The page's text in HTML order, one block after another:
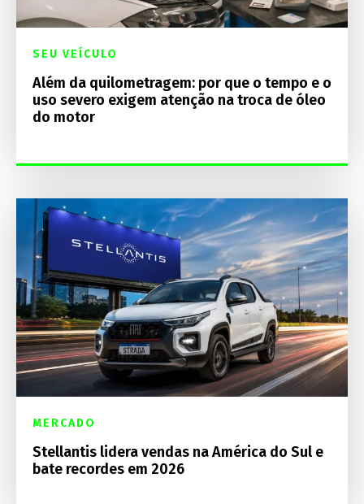
SEU VEÍCULO
Além da quilometragem: por que o tempo e o
uso severo exigem atenção na troca de óleo
do motor
MERCADO
Stellantis lidera vendas na América do Sul e
bate recordes em 2026